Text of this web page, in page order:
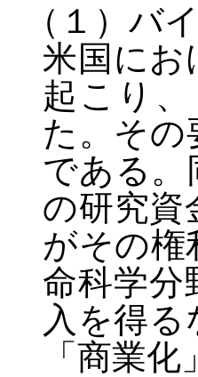
（１）バ
米国にお
起こり
た。その
である。
の研究資
がその権
命科学分
入を得
「商業